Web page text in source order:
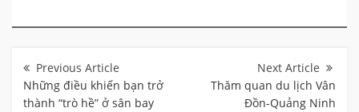
hướng
bài
viếtNhững điều khiến bạn trở
thành “trò hề” ở sân bay
Thăm quan du lịch Vân
Đồn-Quảng Ninh